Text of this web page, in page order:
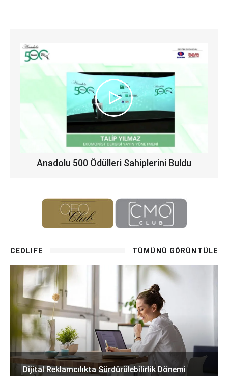
Anadolu 500 Ödülleri Sahiplerini Buldu
CEOLIFE TÜMÜNÜ GÖRÜNTÜLE
Dijital Reklamcılıkta Sürdürülebilirlik Dönemi